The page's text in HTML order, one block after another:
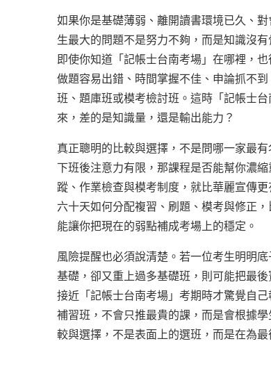
如果你是基礎薄弱、離開讀書環境已久、
生最大的問題不是努力不夠，而是知識沒
即使你知道「記帳士台南考場」在哪裡，
做題容易出錯、時間掌握不佳、申論抓不
班、題庫班或模考檢討班。這時「記帳士
來，差的是知識量，還是輸出能力？
真正聰明的比較與選擇，不是問哪一家最
下班後注意力有限，那課程是否能幫你濃
蹤、作業檢查與模考制度，就比華麗宣傳
六十天如何分配複習、刷題、模考與修正
能讓你把現在的弱點補成考場上的穩定。
風險提醒也必須說清楚。若一位考生明明
基礎，卻又重上過多基礎班，則可能把最
接近「記帳士台南考場」考期時才驚覺自
補習班，不會只推最貴的課，而是會根據
較與選擇，不是表面上的選班，而是在為